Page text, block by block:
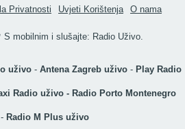
Privatnosti Uvjeti Korištenja O nama
S mobilnim i slušajte: Radio Uživo.
uživo- Antena Zagreb uživo- Play Radio
Radio uživo- Radio Porto Montenegro
Radio M Plus uživo